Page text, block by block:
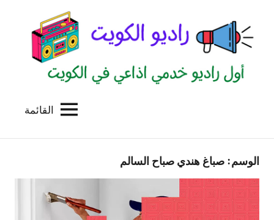
المحتوى
الكويت
للاعلانات
بالكويت
القائمة
الوسم: صباغ هندي صباح السالم